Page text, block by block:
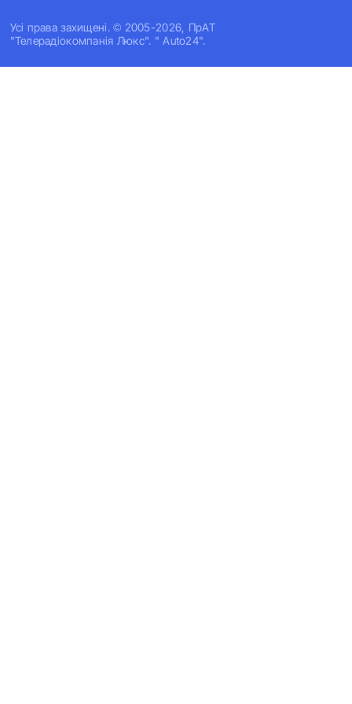
Усi права захищенi. © 2005-2026, ПрАТ
"Телерадіокомпанія Люкс". " Auto24".